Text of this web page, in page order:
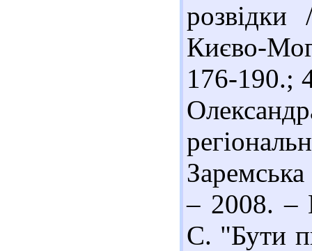
Києво-
176-190.;
– 2008. –
С. "Бути